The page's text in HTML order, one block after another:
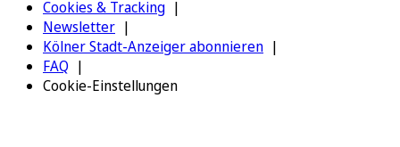
Cookies & Tracking
Newsletter
Kölner Stadt-Anzeiger abonnieren
FAQ
Cookie-Einstellungen